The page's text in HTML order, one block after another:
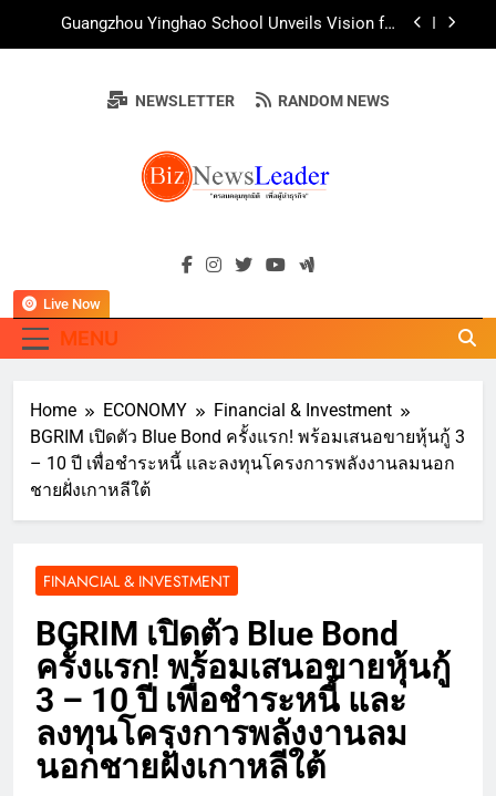
AirAsia X SEE FAH พันธมิตรทางธุรกิจยาวนานกว่า
ทางวิชาการและการตลาดเชิงรุก แนะเคล็ดลับปรับ
ธุรกิจท่องเที่ยวไทย “ขายได้ ขายดี ขายนาน”
สืบสานพุทธศาสนา สร้างสังคมปลอดเหล้า ภายใต้
แนวคิด “90 วัน เก็บแต้มสุขภาพดี สิ่งดีๆ จะเกิดขึ้น”
Guangzhou Yinghao School Unveils Vision for
Future-Ready Education
“ข้าวหน้าไก่ราชวงศ์” พุ่งทะยานสู่น่านฟ้า
ททท. ร่วมมือกับ จุฬาลงกรณ์มหาวิทยาลัย จัดสัมมนา
ธุรกิจท่องเที่ยวไทย “ขายได้ ขายดี ขายนาน”
BIZNEWSLEADER
"ครอบคลุมทุกมิติ เพื่อ…ผู้นำธุรกิจ"
NEWSLETTER RANDOM NEWS
MENU
Live Now
Home ECONOMY
Financial & Investment
BGRIM เปิดตัว Blue Bond ครั้งแรก! พร้อมเสนอขายหุ้นกู้ 3
– 10 ปี เพื่อชำระหนี้ และลงทุนโครงการพลังงานลมนอก
ชายฝั่งเกาหลีใต้
FINANCIAL & INVESTMENT
BGRIM เปิดตัว Blue Bond
ครั้งแรก! พร้อมเสนอขายหุ้นกู้
3 – 10 ปี เพื่อชำระหนี้ และ
ลงทุนโครงการพลังงานลม
นอกชายฝั่งเกาหลีใต้